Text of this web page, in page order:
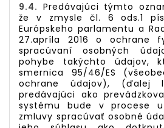
9.4. Predávajúci týmto
že v zmysle čl. 6 ods.1
Európskeho parlamentu a
27.apríla 2016 o ochrane
spracúvaní osobných
pohybe takýchto údajov,
smernica 95/46/ES
ochrane údajov), (ďalej
predávajúci ako
systému bude v procese
zmluvy spracúvať osobné